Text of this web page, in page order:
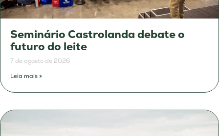
Seminário Castrolanda debate o
futuro do leite
7 de agosto de 2026
Leia mais »